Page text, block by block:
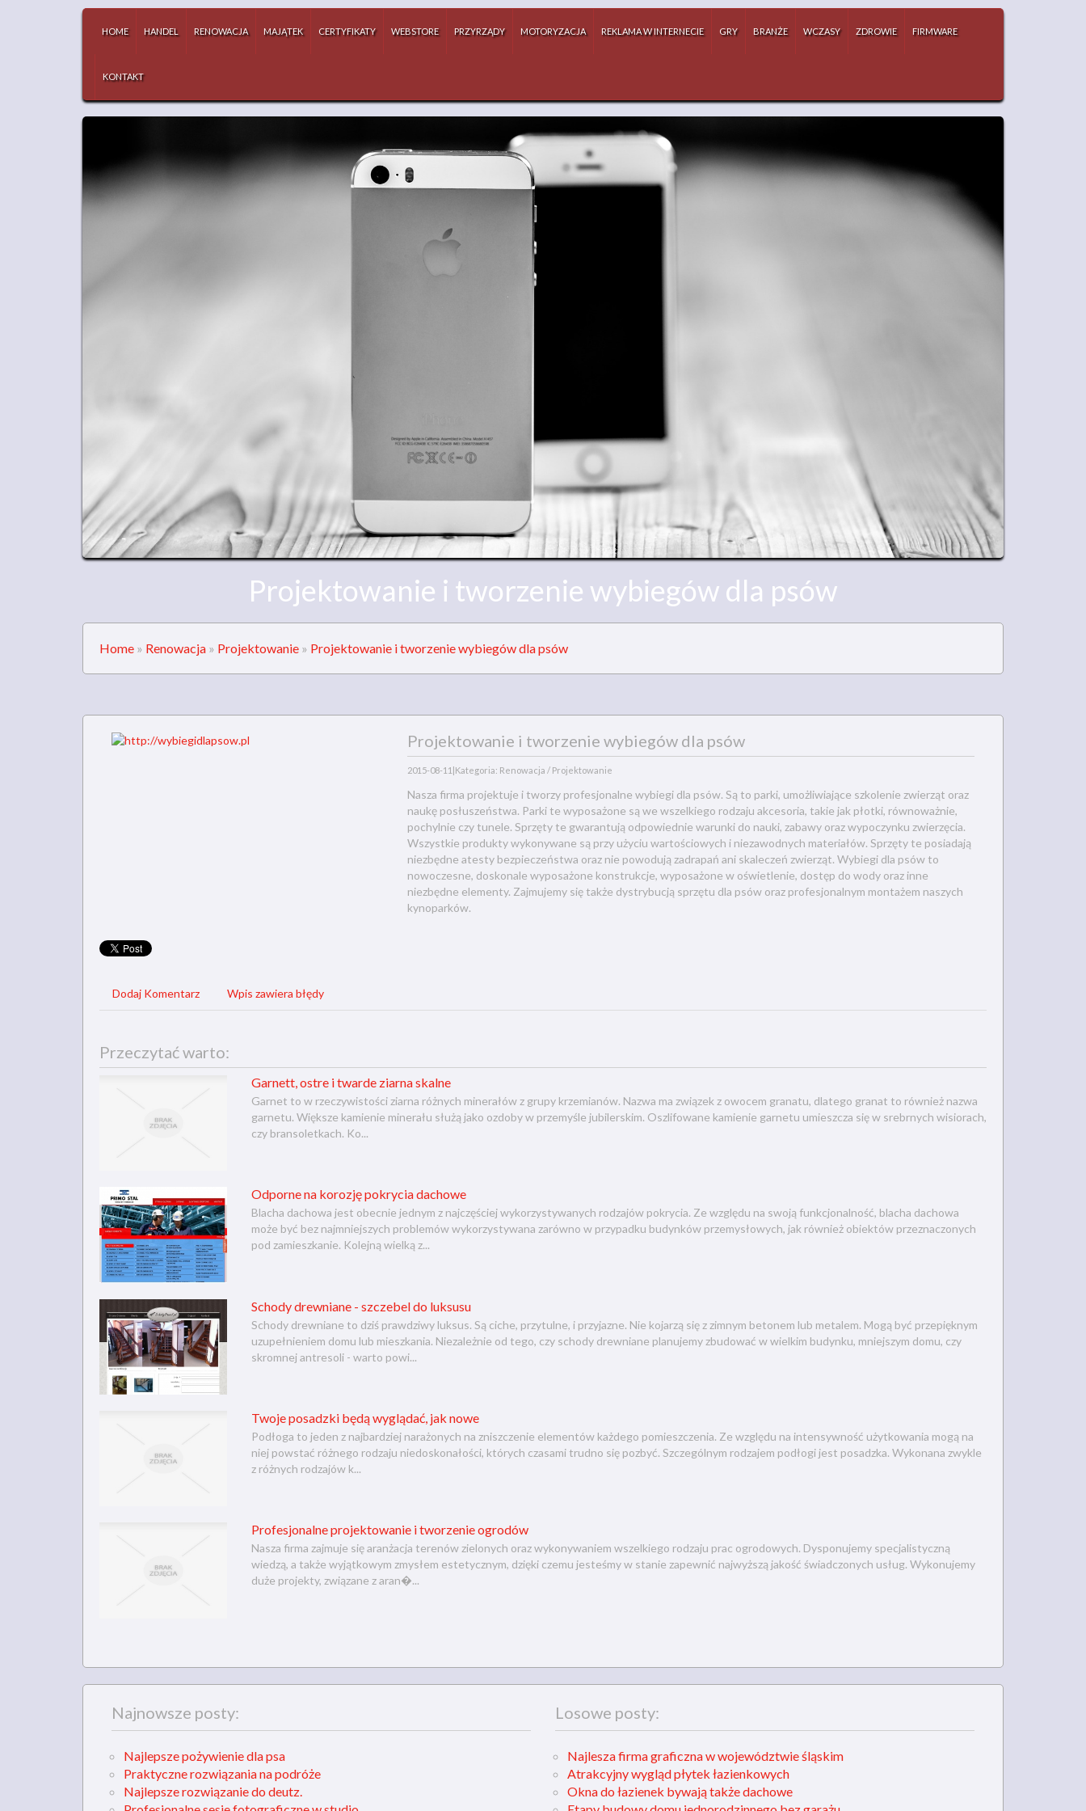
HOME HANDEL RENOWACJA MAJĄTEK CERTYFIKATY WEBSTORE PRZYRZĄDY MOTORYZACJA REKLAMA W INTERNECIE GRY BRANŻE WCZASY ZDROWIE FIRMWARE
KONTAKT
Projektowanie i tworzenie wybiegów dla psów
Home » Renowacja » Projektowanie » Projektowanie i tworzenie wybiegów dla psów
Projektowanie i tworzenie wybiegów dla psów
2015-08-11 |Kategoria: Renowacja / Projektowanie
Nasza firma projektuje i tworzy profesjonalne wybiegi dla psów. Są to parki, umożliwiające szkolenie zwierząt oraz
naukę posłuszeństwa. Parki te wyposażone są we wszelkiego rodzaju akcesoria, takie jak płotki, równoważnie,
pochylnie czy tunele. Sprzęty te gwarantują odpowiednie warunki do nauki, zabawy oraz wypoczynku zwierzęcia.
Wszystkie produkty wykonywane są przy użyciu wartościowych i niezawodnych materiałów. Sprzęty te posiadają
niezbędne atesty bezpieczeństwa oraz nie powodują zadrapań ani skaleczeń zwierząt. Wybiegi dla psów to
nowoczesne, doskonale wyposażone konstrukcje, wyposażone w oświetlenie, dostęp do wody oraz inne
niezbędne elementy. Zajmujemy się także dystrybucją sprzętu dla psów oraz profesjonalnym montażem naszych
kynoparków.
Dodaj Komentarz Wpis zawiera błędy
Przeczytać warto:
Garnett, ostre i twarde ziarna skalne
Garnet to w rzeczywistości ziarna różnych minerałów z grupy krzemianów. Nazwa ma związek z owocem granatu, dlatego granat to również nazwa
garnetu. Większe kamienie minerału służą jako ozdoby w przemyśle jubilerskim. Oszlifowane kamienie garnetu umieszcza się w srebrnych wisiorach,
czy bransoletkach. Ko...
Odporne na korozję pokrycia dachowe
Blacha dachowa jest obecnie jednym z najczęściej wykorzystywanych rodzajów pokrycia. Ze względu na swoją funkcjonalność, blacha dachowa
może być bez najmniejszych problemów wykorzystywana zarówno w przypadku budynków przemysłowych, jak również obiektów przeznaczonych
pod zamieszkanie. Kolejną wielką z...
Schody drewniane - szczebel do luksusu
Schody drewniane to dziś prawdziwy luksus. Są ciche, przytulne, i przyjazne. Nie kojarzą się z zimnym betonem lub metalem. Mogą być przepięknym
uzupełnieniem domu lub mieszkania. Niezależnie od tego, czy schody drewniane planujemy zbudować w wielkim budynku, mniejszym domu, czy
skromnej antresoli - warto powi...
Twoje posadzki będą wyglądać, jak nowe
Podłoga to jeden z najbardziej narażonych na zniszczenie elementów każdego pomieszczenia. Ze względu na intensywność użytkowania mogą na
niej powstać różnego rodzaju niedoskonałości, których czasami trudno się pozbyć. Szczególnym rodzajem podłogi jest posadzka. Wykonana zwykle
z różnych rodzajów k...
Profesjonalne projektowanie i tworzenie ogrodów
Nasza firma zajmuje się aranżacja terenów zielonych oraz wykonywaniem wszelkiego rodzaju prac ogrodowych. Dysponujemy specjalistyczną
wiedzą, a także wyjątkowym zmysłem estetycznym, dzięki czemu jesteśmy w stanie zapewnić najwyższą jakość świadczonych usług. Wykonujemy
duże projekty, związane z aran�...
Najnowsze posty:
Najlepsze pożywienie dla psa
Praktyczne rozwiązania na podróże
Najlepsze rozwiązanie do deutz.
Losowe posty:
Najlesza firma graficzna w województwie śląskim
Atrakcyjny wygląd płytek łazienkowych
Okna do łazienek bywają także dachowe